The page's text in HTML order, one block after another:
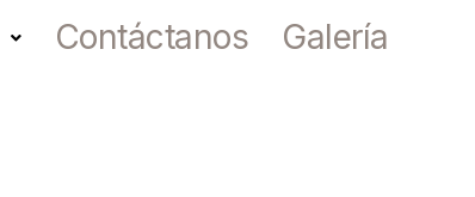
Contáctanos Galería